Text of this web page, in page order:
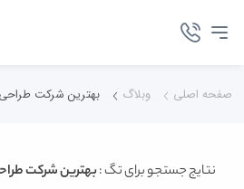
صفحه اصلی وبلاگ بهترین شرکت
نتایج جستجو برای تگ :بهترین شرکت